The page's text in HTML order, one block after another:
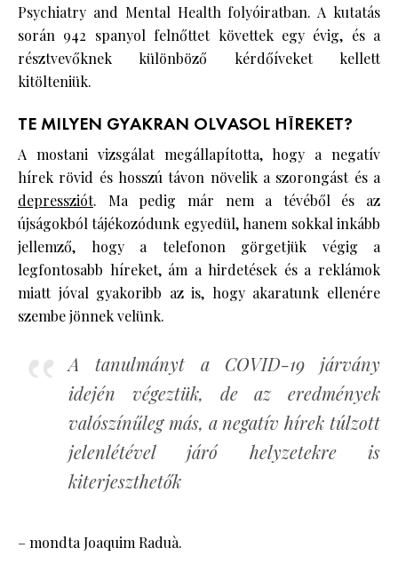
Psychiatry and Mental Health folyóiratban. A kutatás
során 942 spanyol felnőttet követtek egy évig, és a
résztvevőknek különböző kérdőíveket kellett
kitölteniük.
TE MILYEN GYAKRAN OLVASOL HÍREKET?
A mostani vizsgálat megállapította, hogy a negatív
hírek rövid és hosszú távon növelik a szorongást és a
depressziót. Ma pedig már nem a tévéből és az
újságokból tájékozódunk egyedül, hanem sokkal inkább
jellemző, hogy a telefonon görgetjük végig a
legfontosabb híreket, ám a hirdetések és a reklámok
miatt jóval gyakoribb az is, hogy akaratunk ellenére
szembe jönnek velünk.
A tanulmányt a COVID-19 járvány
idején végeztük, de az eredmények
valószínűleg más, a negatív hírek túlzott
jelenlétével járó helyzetekre is
kiterjeszthetők
– mondta Joaquim Raduà.